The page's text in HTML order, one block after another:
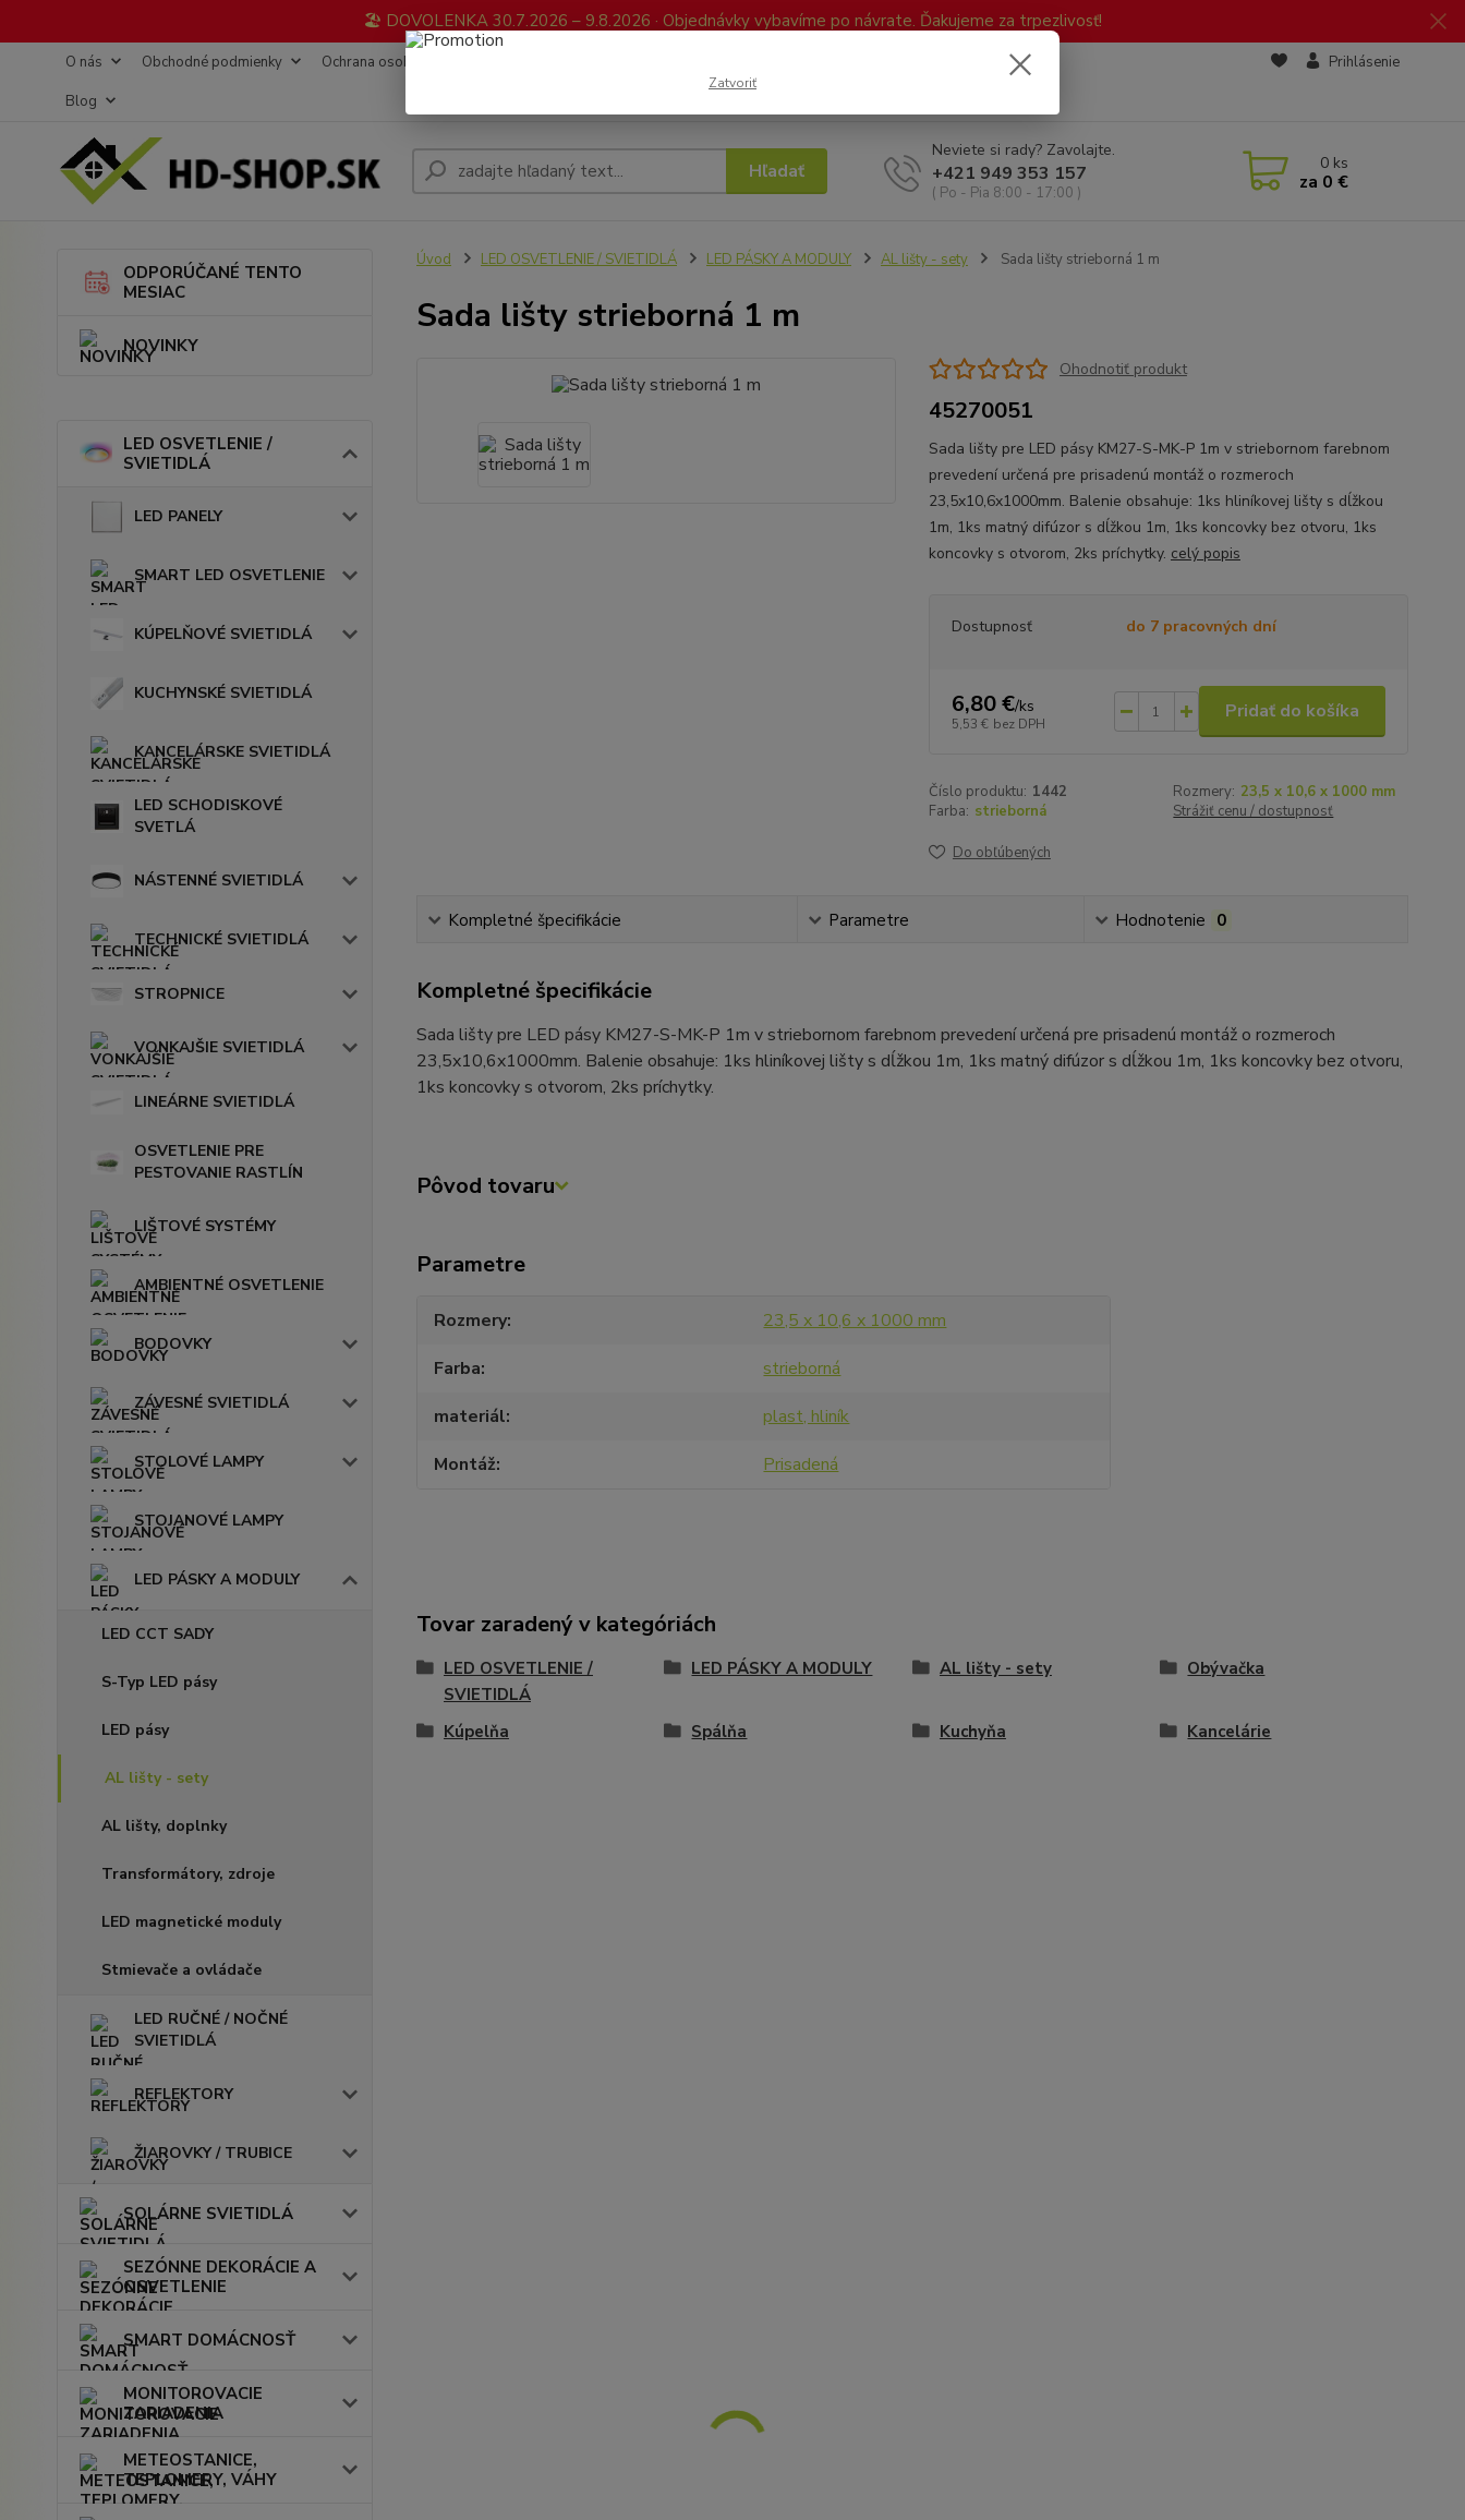
🏖️ DOVOLENKA 30.7.2026 – 9.8.2026 · Objednávky vybavíme po návrate. Ďakujeme za trpezlivosť!
O nás Obchodné podmienky Ochrana osobných údajov
Blog
Prihlásenie
Hľadať
Neviete si rady? Zavolajte.
+421 949 353 157
( Po - Pia 8:00 - 17:00 )
0 ks
za 0 €
ODPORÚČANÉ TENTO
MESIAC
NOVINKY
LED OSVETLENIE /
SVIETIDLÁ
LED PANELY
SMART LED OSVETLENIE
KÚPELŇOVÉ SVIETIDLÁ
KUCHYNSKÉ SVIETIDLÁ
KANCELÁRSKE SVIETIDLÁ
LED SCHODISKOVÉ
SVETLÁ
NÁSTENNÉ SVIETIDLÁ
TECHNICKÉ SVIETIDLÁ
STROPNICE
VONKAJŠIE SVIETIDLÁ
LINEÁRNE SVIETIDLÁ
OSVETLENIE PRE
PESTOVANIE RASTLÍN
LIŠTOVÉ SYSTÉMY
AMBIENTNÉ OSVETLENIE
BODOVKY
ZÁVESNÉ SVIETIDLÁ
STOLOVÉ LAMPY
STOJANOVÉ LAMPY
LED PÁSKY A MODULY
LED CCT SADY
S-Typ LED pásy
LED pásy
AL lišty - sety
AL lišty, doplnky
Transformátory, zdroje
LED magnetické moduly
Stmievače a ovládače
LED RUČNÉ / NOČNÉ
SVIETIDLÁ
REFLEKTORY
ŽIAROVKY / TRUBICE
SOLÁRNE SVIETIDLÁ
SEZÓNNE DEKORÁCIE A
OSVETLENIE
SMART DOMÁCNOSŤ
MONITOROVACIE
ZARIADENIA
METEOSTANICE,
TEPLOMERY, VÁHY
Úvod LED OSVETLENIE / SVIETIDLÁ LED PÁSKY A MODULY AL lišty - sety Sada lišty strieborná 1 m
Sada lišty strieborná 1 m
Ohodnotiť produkt
45270051
Sada lišty pre LED pásy KM27-S-MK-P 1m v striebornom farebnom
prevedení určená pre prisadenú montáž o rozmeroch
23,5x10,6x1000mm. Balenie obsahuje: 1ks hliníkovej lišty s dĺžkou
1m, 1ks matný difúzor s dĺžkou 1m, 1ks koncovky bez otvoru, 1ks
koncovky s otvorom, 2ks príchytky. celý popis
Dostupnosť do 7 pracovných dní
6,80 €/ks
5,53 € bez DPH
Pridať do košíka
Číslo produktu: 1442 Rozmery: 23,5 x 10,6 x 1000 mm
Farba: strieborná Strážiť cenu / dostupnosť
Do obľúbených
Kompletné špecifikácie Parametre Hodnotenie 0
Kompletné špecifikácie
Sada lišty pre LED pásy KM27-S-MK-P 1m v striebornom farebnom prevedení určená pre prisadenú montáž o rozmeroch
23,5x10,6x1000mm. Balenie obsahuje: 1ks hliníkovej lišty s dĺžkou 1m, 1ks matný difúzor s dĺžkou 1m, 1ks koncovky bez otvoru,
1ks koncovky s otvorom, 2ks príchytky.
Pôvod tovaru
Parametre
Rozmery
23,5 x 10,6 x 1000 mm
Farba
strieborná
materiál
plast, hliník
Montáž
Prisadená
Tovar zaradený v kategóriách
LED OSVETLENIE /
SVIETIDLÁ
LED PÁSKY A MODULY AL lišty - sety Obývačka
Kúpelňa Spálňa Kuchyňa Kancelárie
Zatvoriť